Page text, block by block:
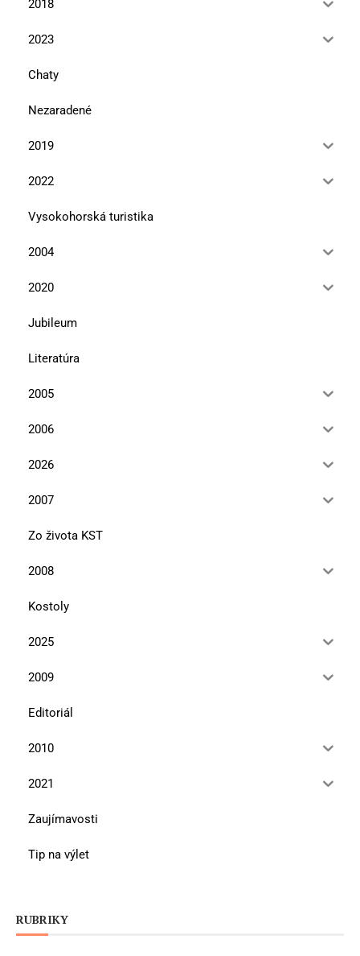
2018
2023
Chaty
Nezaradené
2019
2022
Vysokohorská turistika
2004
2020
Jubileum
Literatúra
2005
2006
2026
2007
Zo života KST
2008
Kostoly
2025
2009
Editoriál
2010
2021
Zaujímavosti
Tip na výlet
RUBRIKY